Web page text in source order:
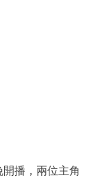
開播，兩位主角